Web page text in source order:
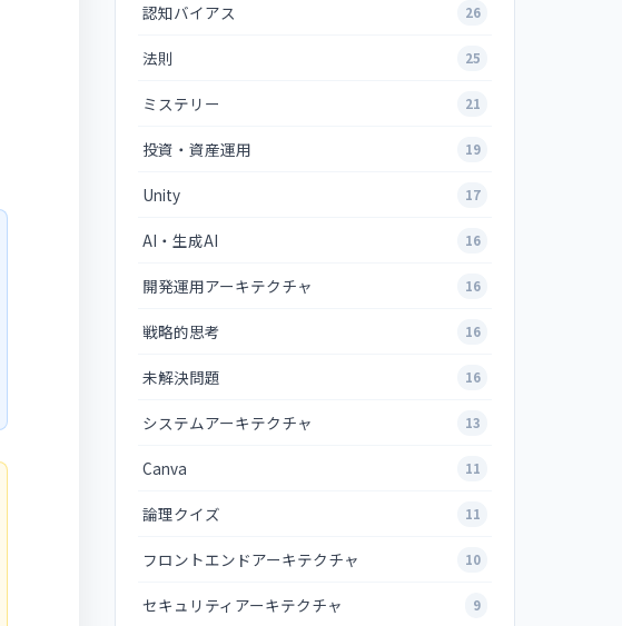
認知バイアス 26
法則 25
ミステリー 21
投資・資産運用 19
Unity 17
AI・生成AI 16
開発運用アーキテクチャ 16
戦略的思考 16
未解決問題 16
システムアーキテクチャ 13
Canva 11
論理クイズ 11
フロントエンドアーキテクチャ 10
セキュリティアーキテクチャ 9